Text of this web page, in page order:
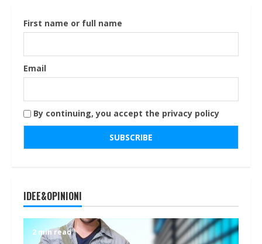
First name or full name
Email
By continuing, you accept the privacy policy
IDEE&OPINIONI
2 min read